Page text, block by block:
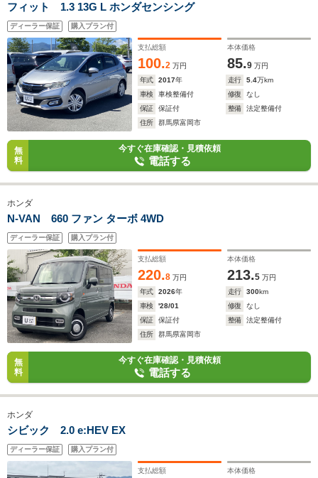
フィット 1.3 13G L ホンダセンシング
ディーラー保証 購入プラン付
支払総額
100.2 万円
本体価格
85.9 万円
年式
2017年 走行 5.4万km
車検
車検整備付 修復
なし
保証
保証付 整備
法定整備付
住所
群馬県富岡市
無
料
今すぐ在庫確認・見積依頼
電話する
ホンダ
N-VAN 660 ファン ターボ 4WD
ディーラー保証 購入プラン付
支払総額
220.8 万円
本体価格
213.5 万円
年式
2026年 走行 300km
車検
'28/01 修復
なし
保証
保証付 整備
法定整備付
住所
群馬県富岡市
無
料
今すぐ在庫確認・見積依頼
電話する
ホンダ
シビック 2.0 e:HEV EX
ディーラー保証 購入プラン付
支払総額 本体価格